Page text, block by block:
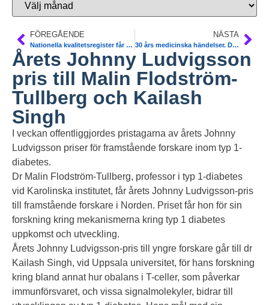
FÖREGÅENDE
Nationella kvalitetsregister får ny www
NÄSTA
30 års medicinska händelser. DM firar 30 år
Årets Johnny Ludvigsson
pris till Malin Flodström-
Tullberg och Kailash
Singh
I veckan offentliggjordes pristagarna av årets Johnny
Ludvigsson priser för framstående forskare inom typ 1-
diabetes.
Dr Malin Flodström-Tullberg, professor i typ 1-diabetes
vid Karolinska institutet, får årets Johnny Ludvigsson-pris
till framstående forskare i Norden. Priset får hon för sin
forskning kring mekanismerna kring typ 1 diabetes
uppkomst och utveckling.
Årets Johnny Ludvigsson-pris till yngre forskare går till dr
Kailash Singh, vid Uppsala universitet, för hans forskning
kring bland annat hur obalans i T-celler, som påverkar
immunförsvaret, och vissa signalmolekyler, bidrar till